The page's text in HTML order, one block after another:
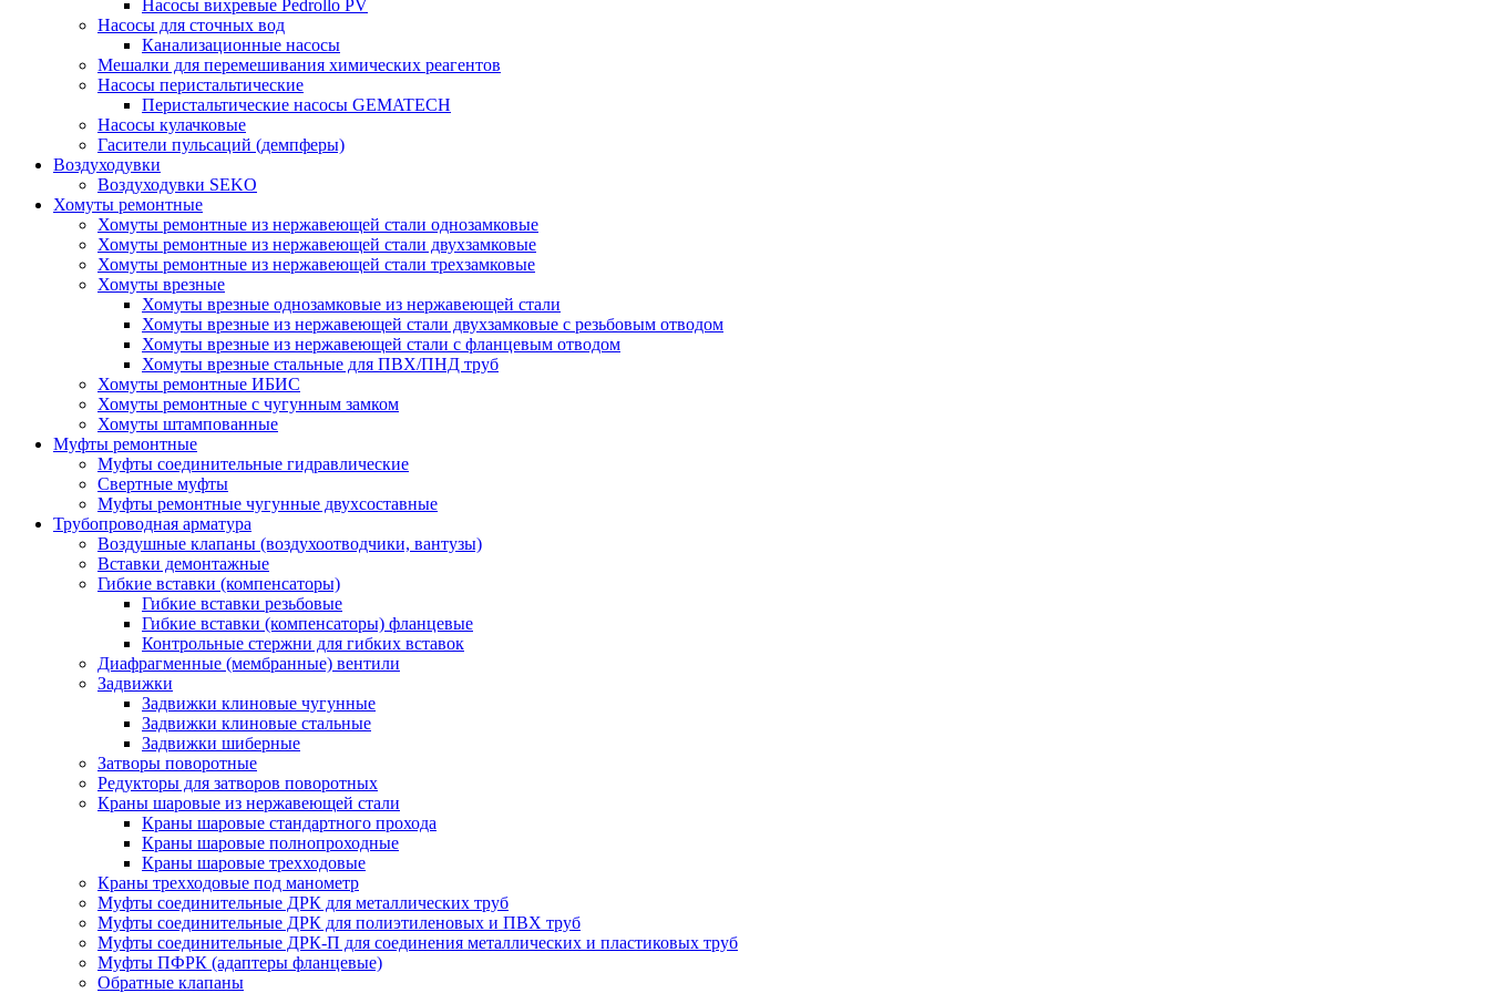
Насосы вихревые Pedrollo PV
Насосы для сточных вод
Канализационные насосы
Мешалки для перемешивания химических реагентов
Насосы перистальтические
Перистальтические насосы GEMATECH
Насосы кулачковые
Гасители пульсаций (демпферы)
Воздуходувки
Воздуходувки SEKO
Хомуты ремонтные
Хомуты ремонтные из нержавеющей стали однозамковые
Хомуты ремонтные из нержавеющей стали двухзамковые
Хомуты ремонтные из нержавеющей стали трехзамковые
Хомуты врезные
Хомуты врезные однозамковые из нержавеющей стали
Хомуты врезные из нержавеющей стали двухзамковые с резьбовым отводом
Хомуты врезные из нержавеющей стали с фланцевым отводом
Хомуты врезные стальные для ПВХ/ПНД труб
Хомуты ремонтные ИБИС
Хомуты ремонтные с чугунным замком
Хомуты штампованные
Муфты ремонтные
Муфты соединительные гидравлические
Свертные муфты
Муфты ремонтные чугунные двухсоставные
Трубопроводная арматура
Воздушные клапаны (воздухоотводчики, вантузы)
Вставки демонтажные
Гибкие вставки (компенсаторы)
Гибкие вставки резьбовые
Гибкие вставки (компенсаторы) фланцевые
Контрольные стержни для гибких вставок
Диафрагменные (мембранные) вентили
Задвижки
Задвижки клиновые чугунные
Задвижки клиновые стальные
Задвижки шиберные
Затворы поворотные
Редукторы для затворов поворотных
Краны шаровые из нержавеющей стали
Краны шаровые стандартного прохода
Краны шаровые полнопроходные
Краны шаровые трехходовые
Краны трехходовые под манометр
Муфты соединительные ДРК для металлических труб
Муфты соединительные ДРК для полиэтиленовых и ПВХ труб
Муфты соединительные ДРК-П для соединения металлических и пластиковых труб
Муфты ПФРК (адаптеры фланцевые)
Обратные клапаны